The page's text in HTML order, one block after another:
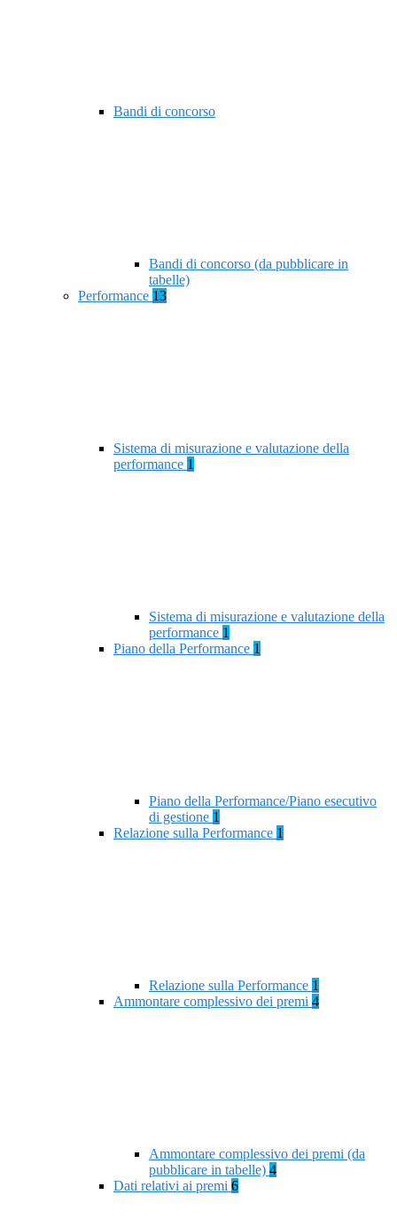
Bandi di concorso
Bandi di concorso (da pubblicare in
tabelle)
Performance 13
Sistema di misurazione e valutazione della
performance 1
Sistema di misurazione e valutazione della
performance 1
Piano della Performance 1
Piano della Performance/Piano esecutivo
di gestione 1
Relazione sulla Performance 1
Relazione sulla Performance 1
Ammontare complessivo dei premi 4
Ammontare complessivo dei premi (da
pubblicare in tabelle) 4
Dati relativi ai premi 6